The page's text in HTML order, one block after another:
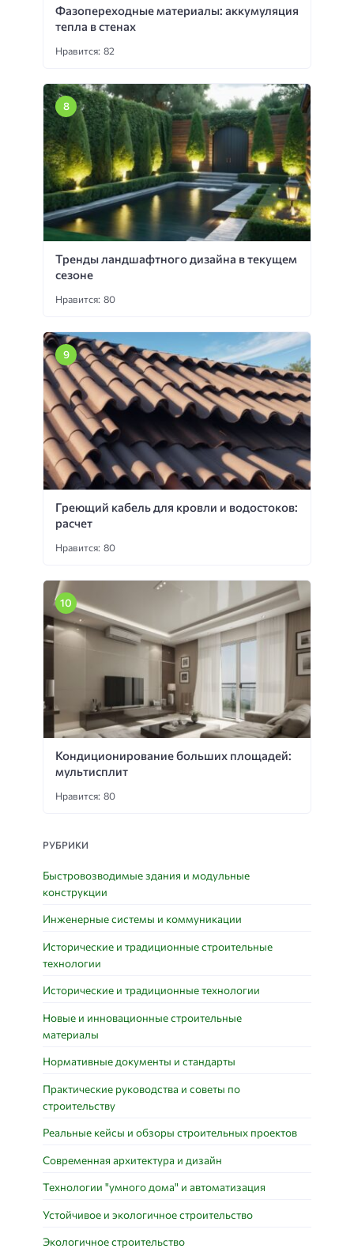
Фазопереходные материалы: аккумуляция
тепла в стенах
Нравится: 82
Тренды ландшафтного дизайна в текущем
сезоне
Нравится: 80
Греющий кабель для кровли и водостоков:
расчет
Нравится: 80
Кондиционирование больших площадей:
мультисплит
Нравится: 80
РУБРИКИ
Быстровозводимые здания и модульные
конструкции
Инженерные системы и коммуникации
Исторические и традиционные строительные
технологии
Исторические и традиционные технологии
Новые и инновационные строительные
материалы
Нормативные документы и стандарты
Практические руководства и советы по
строительству
Реальные кейсы и обзоры строительных проектов
Современная архитектура и дизайн
Технологии "умного дома" и автоматизация
Устойчивое и экологичное строительство
Экологичное строительство